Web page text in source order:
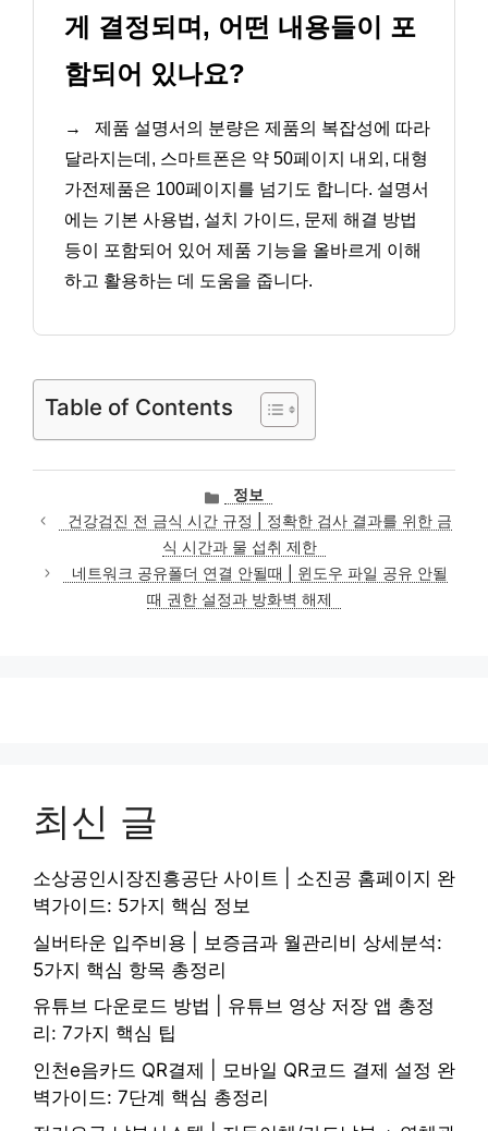
게 결정되며, 어떤 내용들이 포
함되어 있나요?
→
제품 설명서의 분량은 제품의 복잡성에 따라
달라지는데, 스마트폰은 약 50페이지 내외, 대형
가전제품은 100페이지를 넘기도 합니다. 설명서
에는 기본 사용법, 설치 가이드, 문제 해결 방법
등이 포함되어 있어 제품 기능을 올바르게 이해
하고 활용하는 데 도움을 줍니다.
Table of Contents
카
테
고
리
정보
건강검진 전 금식 시간 규정 | 정확한 검사 결과를 위한 금
식 시간과 물 섭취 제한
네트워크 공유폴더 연결 안될때 | 윈도우 파일 공유 안될
때 권한 설정과 방화벽 해제
최신 글
소상공인시장진흥공단 사이트 | 소진공 홈페이지 완
벽가이드: 5가지 핵심 정보
실버타운 입주비용 | 보증금과 월관리비 상세분석:
5가지 핵심 항목 총정리
유튜브 다운로드 방법 | 유튜브 영상 저장 앱 총정
리: 7가지 핵심 팁
인천e음카드 QR결제 | 모바일 QR코드 결제 설정 완
벽가이드: 7단계 핵심 총정리